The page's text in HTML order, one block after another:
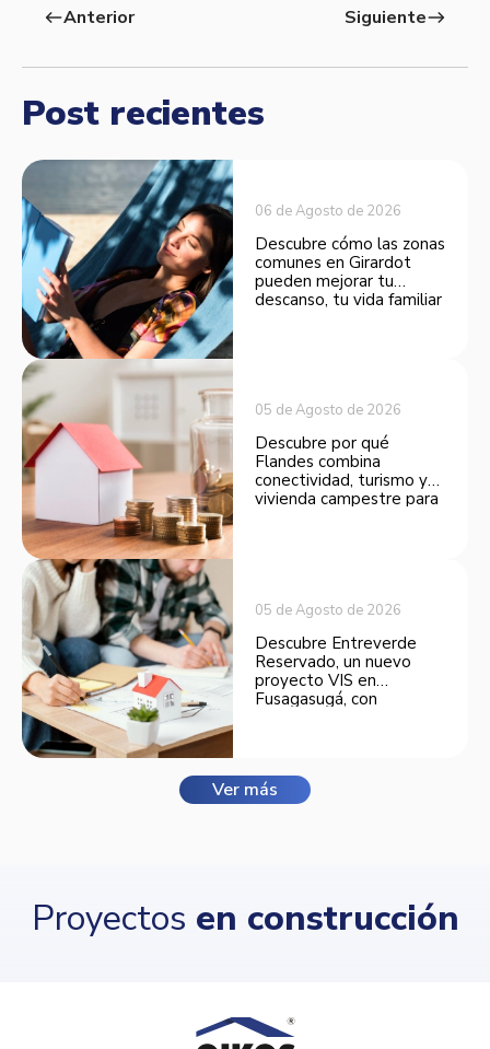
westAnterior Siguienteeast
Post recientes
06 de Agosto de 2026
Descubre cómo las zonas
comunes en Girardot
pueden mejorar tu
descanso, tu vida familiar
05 de Agosto de 2026
Descubre por qué
Flandes combina
conectividad, turismo y
vivienda campestre para
05 de Agosto de 2026
Descubre Entreverde
Reservado, un nuevo
proyecto VIS en
Fusagasugá, con
Ver más
Proyectos en construcción